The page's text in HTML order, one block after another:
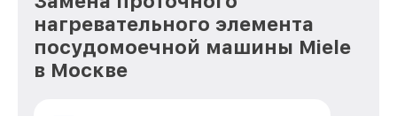
нагревательного элемента
посудомоечной машины Miele
в Москве